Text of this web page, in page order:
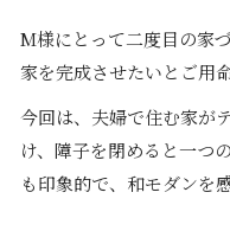
M様にとって二度目の家
家を完成させたいとご用
今回は、夫婦で住む家が
け、障子を閉めると一つ
も印象的で、和モダンを